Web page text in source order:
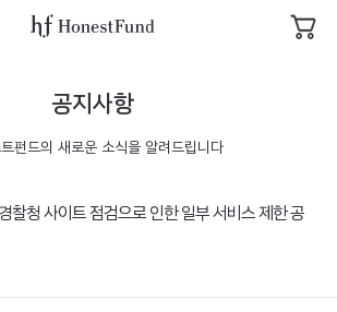
어
드
고
공지사항
펀드의 새로운 소식을 알려드립니다
찰청 사이트 점검으로 인한 일부 서비스 제한 공